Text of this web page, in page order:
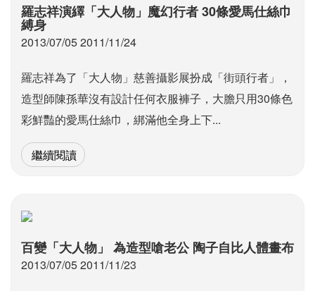
羅志祥演繹「大人物」魔幻行者 30條愛馬仕絲巾
縛身
2013/07/05 2011/11/24
羅志祥為了「大人物」慈善攝影展扮成「街頭行者」，
造型師陳孫華沒有設計任何衣服褲子，大膽只用30條色
彩鮮豔的愛馬仕絲巾，綁滿他全身上下...
繼續閱讀
百變「大人物」 為造型嗆老公 陶子自比人體畫布
2013/07/05 2011/11/23